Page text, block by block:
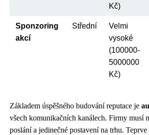
Kč)
Sponzoring
akcí
Střední
Velmi
vysoké
(100000-
5000000
Kč)
Základem úspěšného budování reputace je
všech komunikačních kanálech. Firmy musí
poslání a jedinečné postavení na trhu.